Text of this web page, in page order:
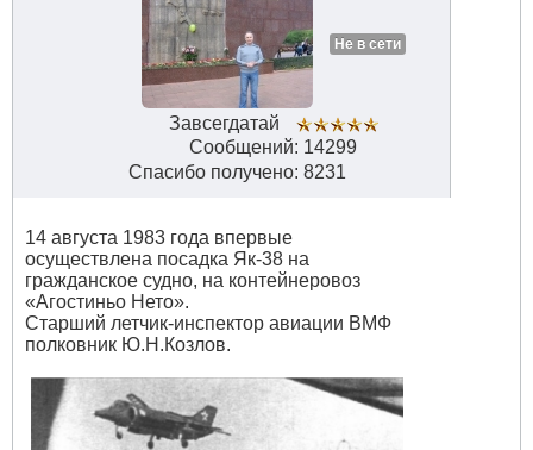
Не в сети
Завсегдатай
Сообщений: 14299
Спасибо получено: 8231
14 августа 1983 года впервые
осуществлена посадка Як-38 на
гражданское судно, на контейнеровоз
«Агостиньо Нето».
Старший летчик-инспектор авиации ВМФ
полковник Ю.Н.Козлов.